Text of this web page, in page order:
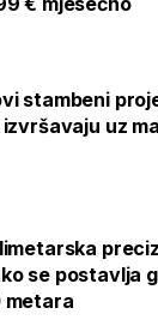
stambeni
izvršavaju uz
se postavlja
metara